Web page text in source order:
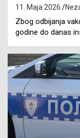
11. Maja 2026.
Zbog odbijanja
godine do danas